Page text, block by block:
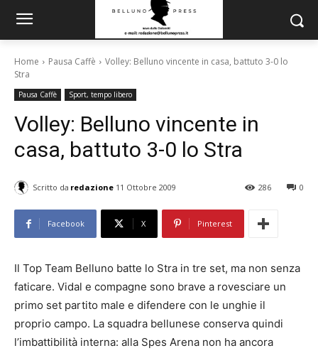
Home Pausa Caffè
Volley: Belluno vincente in casa, battuto 3-0 lo
Stra
Pausa Caffè Sport, tempo libero
Volley: Belluno vincente in
casa, battuto 3-0 lo Stra
Scritto da redazione 11 Ottobre 2009 0
286
Facebook X Pinterest
Il Top Team Belluno batte lo Stra in tre set, ma non senza
faticare. Vidal e compagne sono brave a rovesciare un
primo set partito male e difendere con le unghie il
proprio campo. La squadra bellunese conserva quindi
l’imbattibilità interna: alla Spes Arena non ha ancora